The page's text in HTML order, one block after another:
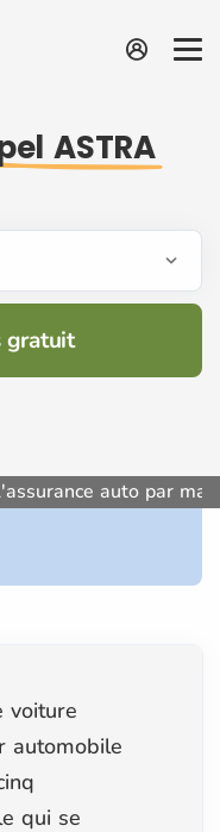
ASTRA
gratuit
auto par
voiture
automobile
qui se